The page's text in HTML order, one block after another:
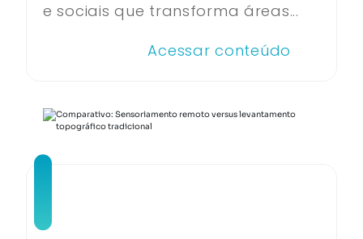
e sociais que transforma áreas...
Acessar conteúdo